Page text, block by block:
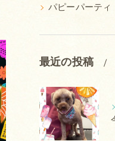
パピーパーティ
最近の投稿